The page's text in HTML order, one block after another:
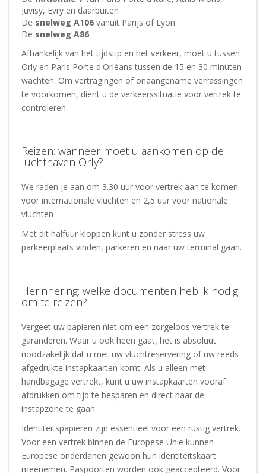
Juvisy, Evry en daarbuiten
De snelweg A106 vanuit Parijs of Lyon
De snelweg A86
Afhankelijk van het tijdstip en het verkeer, moet u tussen
Orly en Paris Porte d'Orléans tussen de 15 en 30 minuten
wachten. Om vertragingen of onaangename verrassingen
te voorkomen, dient u de verkeerssituatie voor vertrek te
controleren.
Reizen: wanneer moet u aankomen op de
luchthaven Orly?
We raden je aan om 3.30 uur voor vertrek aan te komen
voor internationale vluchten en 2,5 uur voor nationale
vluchten
Met dit halfuur kloppen kunt u zonder stress uw
parkeerplaats vinden, parkeren en naar uw terminal gaan.
Herinnering: welke documenten heb ik nodig
om te reizen?
Vergeet uw papieren niet om een zorgeloos vertrek te
garanderen. Waar u ook heen gaat, het is absoluut
noodzakelijk dat u met uw vluchtreservering of uw reeds
afgedrukte instapkaarten komt. Als u alleen met
handbagage vertrekt, kunt u uw instapkaarten vooraf
afdrukken om tijd te besparen en direct naar de
instapzone te gaan.
Identiteitspapieren zijn essentieel voor een rustig vertrek.
Voor een vertrek binnen de Europese Unie kunnen
Europese onderdanen gewoon hun identiteitskaart
meenemen. Paspoorten worden ook geaccepteerd. Voor